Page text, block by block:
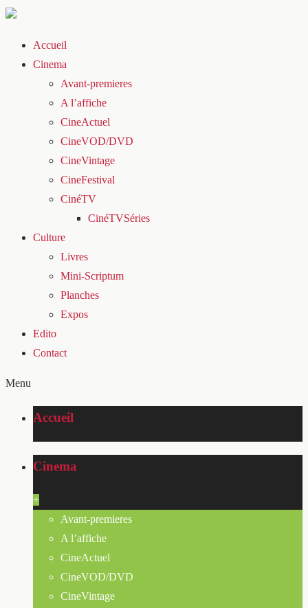
Accueil
Cinema
Avant-premieres
A l’affiche
CineActuel
CineVOD/DVD
CineVintage
CineFestival
CinéTV
CinéTVSéries
Culture
Livres
Mini-Scriptum
Planches
Expos
Edito
Contact
Menu
Accueil
Cinema
+
Avant-premieres
A l’affiche
CineActuel
CineVOD/DVD
CineVintage